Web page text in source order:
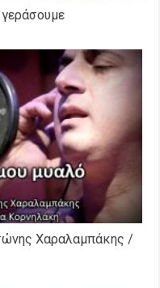
Χαραλαμπάκης /